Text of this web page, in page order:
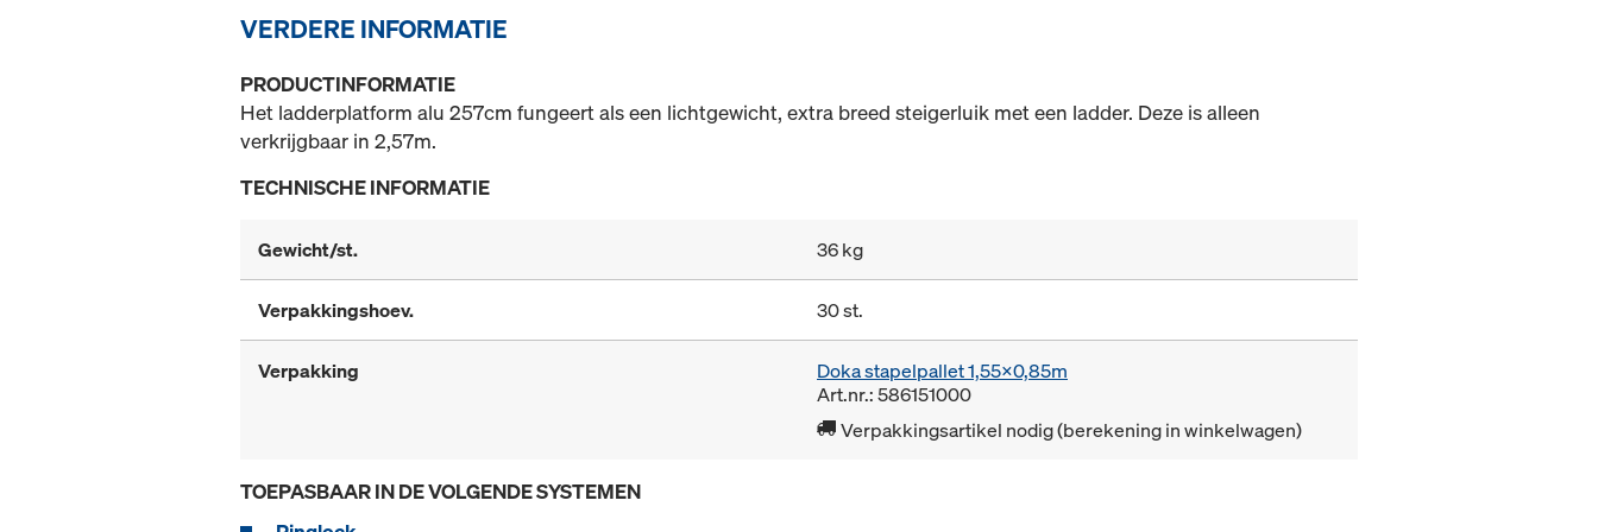
VERDERE INFORMATIE
PRODUCTINFORMATIE
Het ladderplatform alu 257cm fungeert als een lichtgewicht, extra breed steigerluik met een ladder. Deze is alleen
verkrijgbaar in 2,57m.
TECHNISCHE INFORMATIE
Gewicht/st. 36 kg
Verpakkingshoev. 30 st.
Verpakking
Doka stapelpallet 1,55x0,85m
Art.nr.: 586151000
Verpakkingsartikel nodig (berekening in winkelwagen)
TOEPASBAAR IN DE VOLGENDE SYSTEMEN